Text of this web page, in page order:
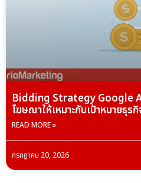
Bidding Strategy Google
โฆษณาให้เหมาะกับเป้าหมายธุร
READ MORE »
กรกฎาคม 20, 2026